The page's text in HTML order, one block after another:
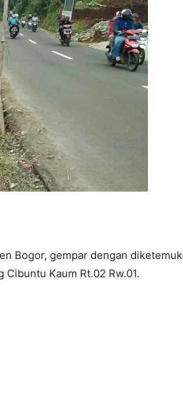
Bogor, gempar dengan
Kaum Rt.02 Rw.01.